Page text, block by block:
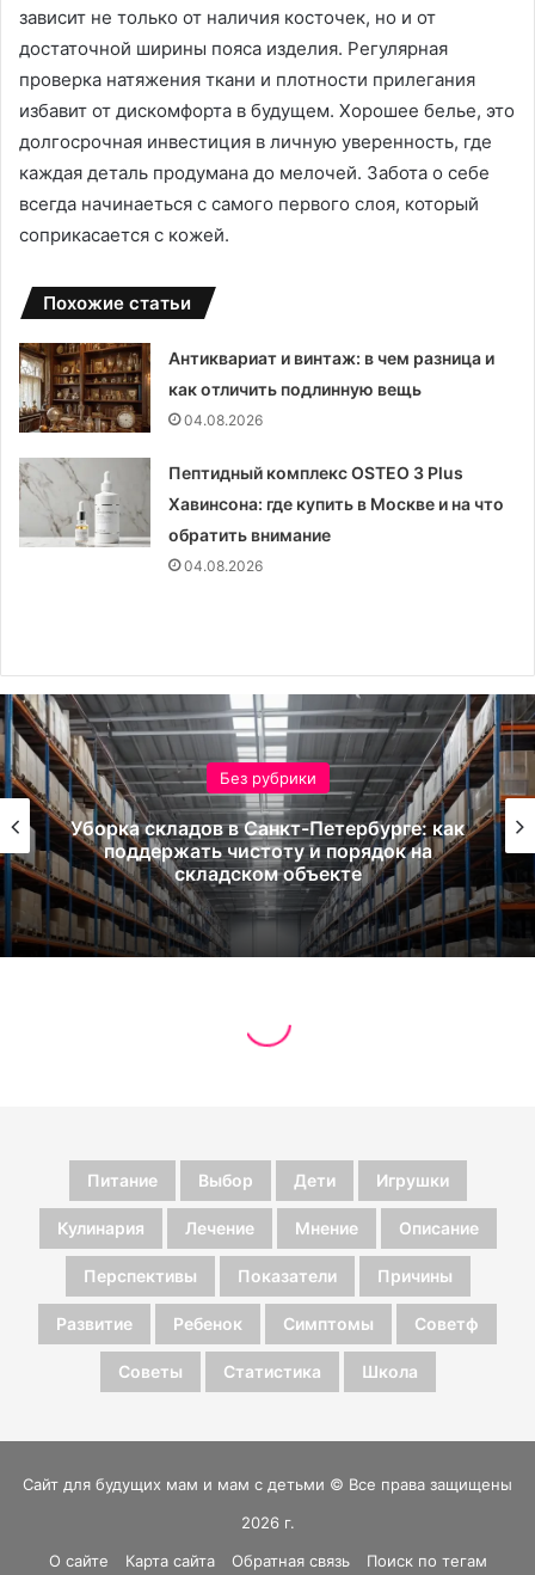
Питание Выбор Дети Игрушки
Кулинария Лечение Мнение Описание
Перспективы Показатели Причины
Развитие Ребенок Симптомы Советф
Советы Статистика Школа
Сайт для будущих мам и мам с детьми © Все права защищены
2026 г.
О сайте
Карта сайта Обратная связь Поиск по тегам